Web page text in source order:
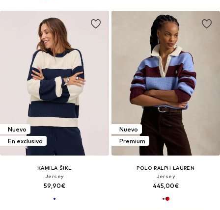
Nuevo
En exclusiva
KAMILA ŠIKL
Jersey
59,90€
Nuevo
Premium
POLO RALPH LAUREN
Jersey
445,00€